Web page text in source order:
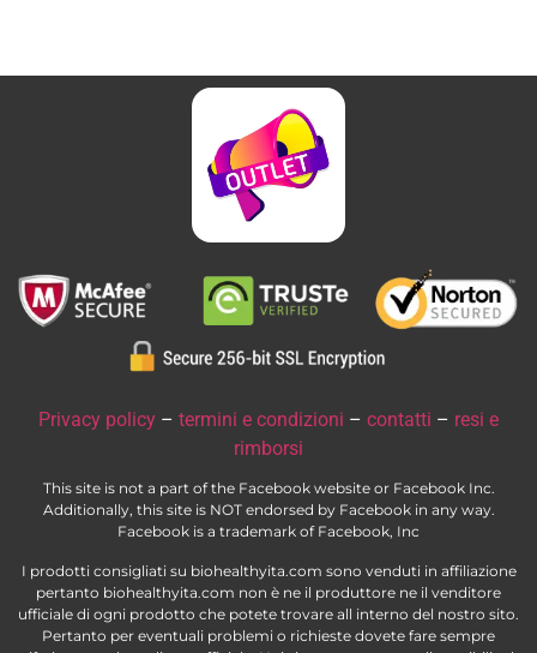
Privacy policy – termini e condizioni – contatti – resi e
rimborsi
This site is not a part of the Facebook website or Facebook Inc.
Additionally, this site is NOT endorsed by Facebook in any way.
Facebook is a trademark of Facebook, Inc
I prodotti consigliati su biohealthyita.com sono venduti in affiliazione
pertanto biohealthyita.com non è ne il produttore ne il venditore
ufficiale di ogni prodotto che potete trovare all interno del nostro sito.
Pertanto per eventuali problemi o richieste dovete fare sempre